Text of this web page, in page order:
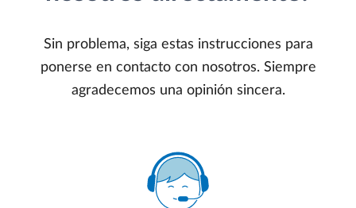
Sin problema, siga estas instrucciones para
ponerse en contacto con nosotros. Siempre
agradecemos una opinión sincera.